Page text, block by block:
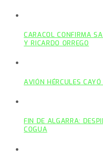
CARACOL CONFIRMA
Y RICARDO ORREGO
AVIÓN HÉRCULES
FIN DE ALGARRA:
COGUA